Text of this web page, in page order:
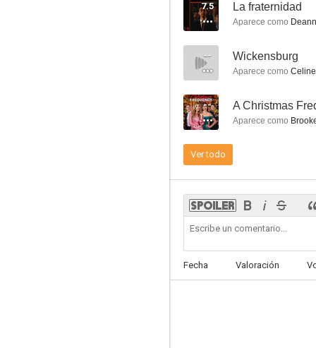
6.6
Scary Movie 2
5.9
7.5 La fraternidad
Aparece como
-- Wickensburg
Aparece como
-- A Christmas
Aparece como
Ver todo
Fecha Valoración